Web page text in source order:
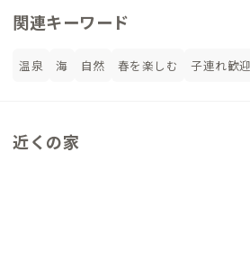
関連キーワード
温泉 海 自然 春を楽しむ 子連れ歓迎
近くの家